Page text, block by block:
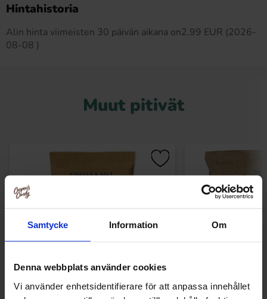
Samtycke Information Om
Denna webbplats använder cookies
Vi använder enhetsidentifierare för att anpassa innehållet
Hintahistoria
Alin hinta viimeisten 30 päivän aikana on2.99 EUR (2026-
08-08 )
Muut pitivät